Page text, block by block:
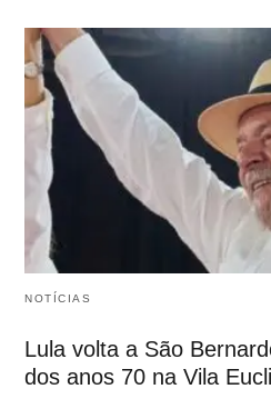
NOTÍCIAS
Lula volta a São
dos anos 70 na Vila